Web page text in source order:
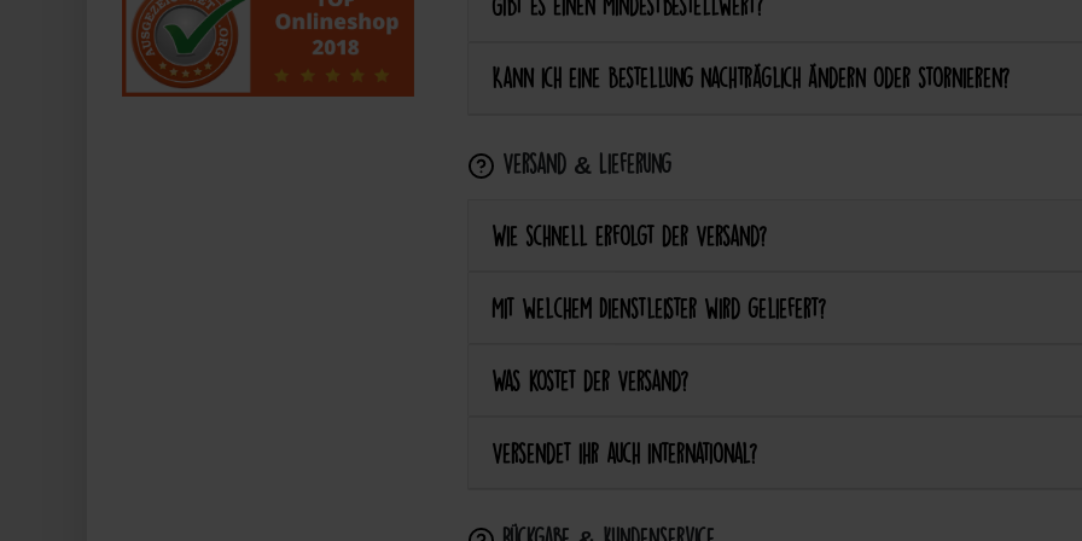
Gibt es einen Mindestbestellwert?
Kann ich eine Bestellung nachträglich ändern oder stornieren?
Versand & Lieferung
Wie schnell erfolgt der Versand?
Mit welchem Dienstleister wird geliefert?
Was kostet der Versand?
Versendet ihr auch international?